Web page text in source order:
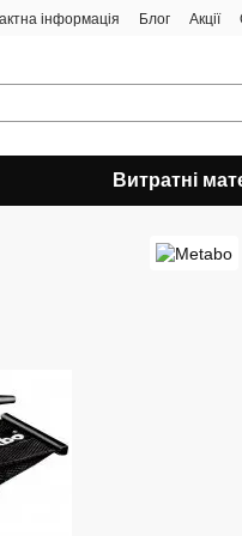
інформація Блог Акції
Витратні